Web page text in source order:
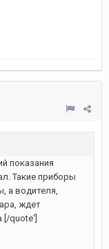
показания
Такие приборы
а водителя,
ждет
quote']